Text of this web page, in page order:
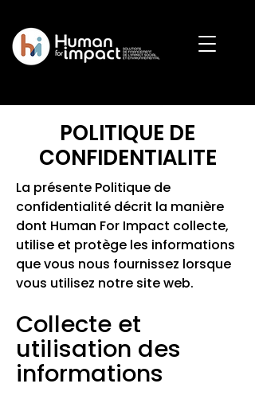
POLITIQUE DE
CONFIDENTIALITE
La présente Politique de
confidentialité décrit la manière
dont Human For Impact collecte,
utilise et protège les informations
que vous nous fournissez lorsque
vous utilisez notre site web.
Collecte et
utilisation des
informations